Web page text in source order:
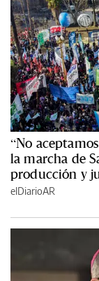
“No
la marcha de
producción y
elDiarioAR